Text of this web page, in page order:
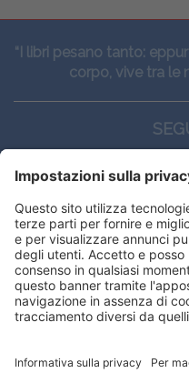
“I libri pesano tanto:
corpo, vive tra le
Viale E.
E-mail:
offrirti la